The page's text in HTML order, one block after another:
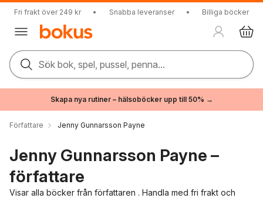
Fri frakt över 249 kr • Snabba leveranser • Billiga böcker
Sök bok, spel, pussel, penna...
Skapa nya rutiner – hälsoböcker upp till 50% →
Författare Jenny Gunnarsson Payne
Jenny Gunnarsson Payne –
författare
Visar alla böcker från författaren . Handla med fri frakt och